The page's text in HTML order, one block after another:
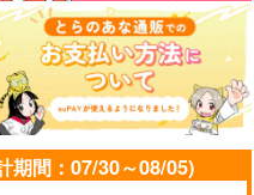
勇利
D.T.W.S.
D.T.
787円（税込）
ヴィクトル×勝生勇利
サンプル
ト カート
期間：07/30～08/05)